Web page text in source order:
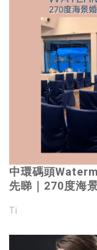
中環碼頭
先睇｜270度海
Ti